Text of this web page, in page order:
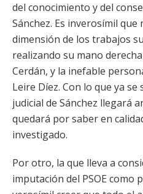
del conocimiento y del
Sánchez. Es inverosímil
dimensión de los trabajos
realizando su mano
Cerdán, y la inefable
Leire Díez. Con lo que ya se
judicial de Sánchez llegará
quedará por saber en
investigado.
Por otro, la que lleva a
imputación del PSOE como